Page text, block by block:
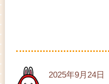
2025年9月24